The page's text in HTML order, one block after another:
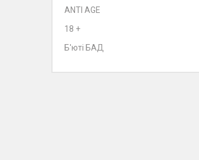
ANTI AGE
18 +
Б'юті БАД